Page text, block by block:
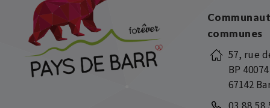
communes
57, rue
BP 40074
67142